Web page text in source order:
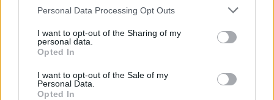
Personal Data Processing Opt Outs
I want to opt-out of the Sharing of my
personal data.
Opted In
I want to opt-out of the Sale of my
Personal Data.
Opted In
Υβριδικά αυτοκίνητα και αξιοπιστία: Τι
συμβαίνει με τις μπαταρίες;